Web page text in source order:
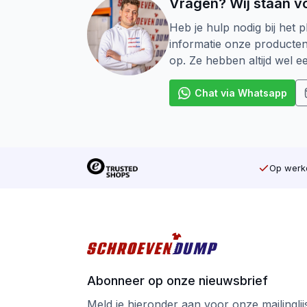
Geschikt voor zacht- en hardhout
Bestand tegen zware weersinvloeden
SilverMate Outdoor – gebouwd voor
Vragen? Wij staan
Heb je hulp nodig bij het
informatie onze
op. Ze hebben altijd wel
Chat via Whatsapp
Op
Abonneer op onze nieuwsbrief